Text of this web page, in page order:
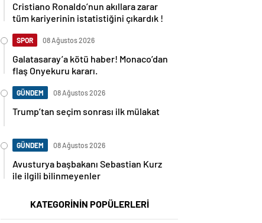
Cristiano Ronaldo’nun akıllara zarar
tüm kariyerinin istatistiğini çıkardık !
SPOR 08 Ağustos 2026
Galatasaray’a kötü haber! Monaco’dan
flaş Onyekuru kararı.
GÜNDEM 08 Ağustos 2026
Trump’tan seçim sonrası ilk mülakat
GÜNDEM 08 Ağustos 2026
Avusturya başbakanı Sebastian Kurz
ile ilgili bilinmeyenler
KATEGORİNİN POPÜLERLERİ